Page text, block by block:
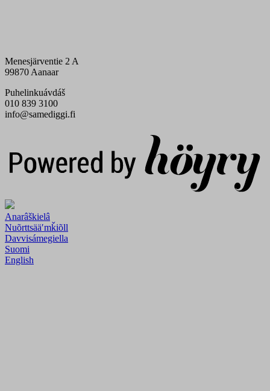
Menesjärventie 2 A
99870 Aanaar
Puhelinkuávdáš
010 839 3100
info@samediggi.fi
Anarâškielâ
Nuõrttsääʹmǩiõll
Davvisámegiella
Suomi
English